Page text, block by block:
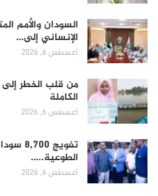
السودان والأمم
الإنساني إلى…
أغسطس 6, 2026
من قلب الخطر إلى
الكاملة
أغسطس 6, 2026
الطوعية..…
أغسطس 6, 2026